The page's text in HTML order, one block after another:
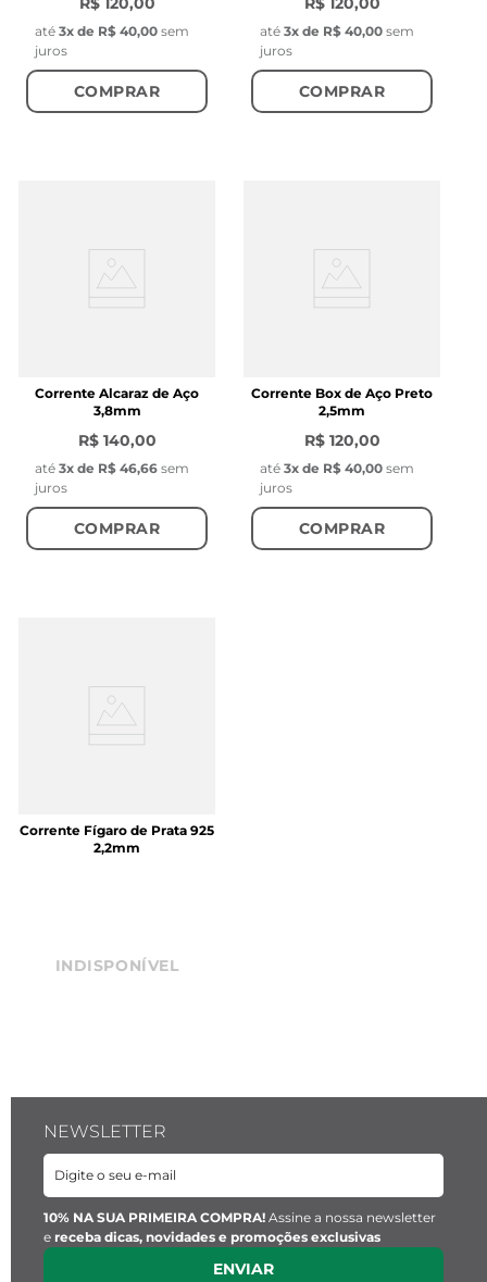
até 3x de R$ 40,00 sem
juros
COMPRAR
até 3x de R$ 40,00 sem
juros
COMPRAR
Corrente Alcaraz de Aço
3,8mm
R$ 140,00
até 3x de R$ 46,66 sem
juros
COMPRAR
Corrente Box de Aço Preto
2,5mm
R$ 120,00
até 3x de R$ 40,00 sem
juros
COMPRAR
Corrente Fígaro de Prata 925
2,2mm
INDISPONÍVEL
NEWSLETTER
10% NA SUA PRIMEIRA COMPRA! Assine a nossa newsletter
e receba dicas, novidades e promoções exclusivas
ENVIAR